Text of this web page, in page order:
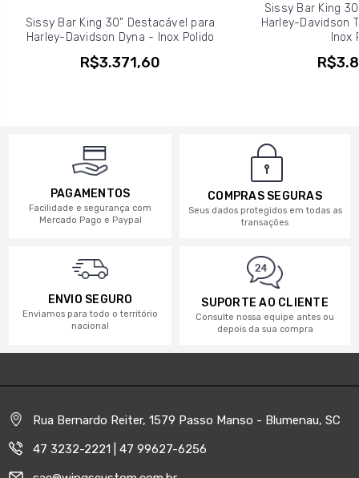
Sissy Bar King 30" Destacável para
Harley-Davidson Dyna - Inox Polido
R$3.371,60
Sissy Bar King
Harley-Davidson
Inox
PAGAMENTOS
Facilidade e segurança com
Mercado Pago e Paypal
COMPRAS SEGURAS
Seus dados protegidos em todas as
transações
ENVIO SEGURO
Enviamos para todo o território
nacional
SUPORTE AO CLIENTE
Consulte nossa equipe antes ou
depois da sua compra
Rua Bernardo Reiter, 1579 Passo Manso - Blumenau, SC
47 3232-2221 | 47 99627-6256